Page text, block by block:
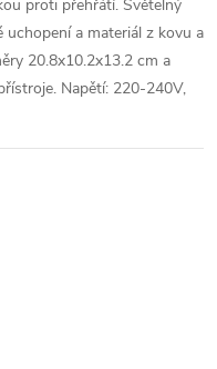
proti přehřátí. Světelný
a materiál z kovu a
20.8x10.2x13.2 cm a
Napětí: 220-240V,